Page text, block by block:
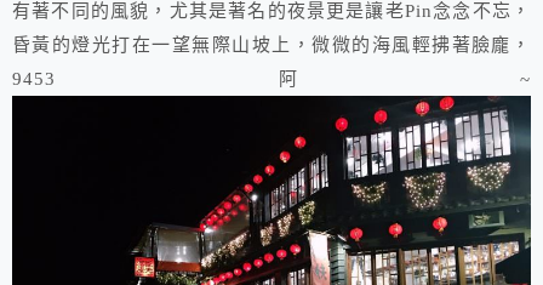
有著不同的風貌，尤其是著名的夜景更是讓老Pin念念不忘，
昏黃的燈光打在一望無際山坡上，微微的海風輕拂著臉龐，
9453阿~